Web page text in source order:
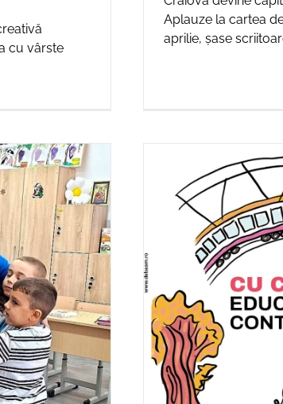
cu vârste
Aplauze la cartea
aprilie, șase